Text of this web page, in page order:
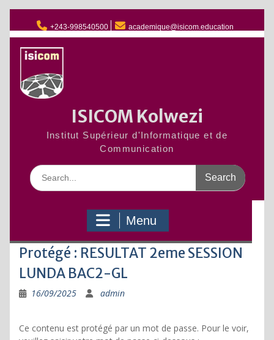
to
content
+243-998540500 academique@isicom.education
ISICOM Kolwezi
Institut Supérieur d'Informatique et de
Communication
Search
for:
Menu
Protégé : RESULTAT 2eme SESSION
LUNDA BAC2-GL
16/09/2025 admin
Ce contenu est protégé par un mot de passe. Pour le voir,